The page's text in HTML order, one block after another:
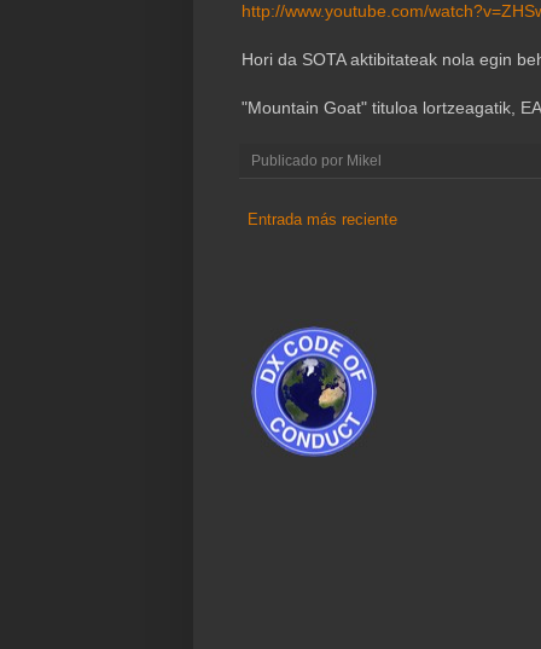
http://www.youtube.com/
Hori da SOTA aktibitateak nola egin
"Mountain Goat" tituloa lortzeagatik,
Publicado por Mikel
Entrada más reciente